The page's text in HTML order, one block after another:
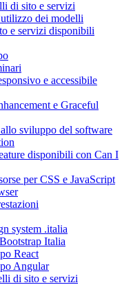
di sito e servizi
dei modelli
e servizi disponibili
e accessibile
e Graceful
sviluppo del software
disponibili con Can I
per CSS e JavaScript
system .italia
Italia
React
Angular
di sito e servizi